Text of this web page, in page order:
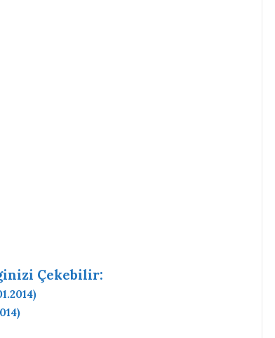
Çekebilir: